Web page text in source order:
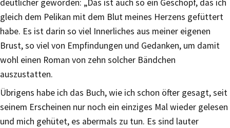
deutlicher geworden: „Das ist auch so ein Geschöpf, das ich
gleich dem Pelikan mit dem Blut meines Herzens gefüttert
habe. Es ist darin so viel Innerliches aus meiner eigenen
Brust, so viel von Empfindungen und Gedanken, um damit
wohl einen Roman von zehn solcher Bändchen
auszustatten.
Übrigens habe ich das Buch, wie ich schon öfter gesagt, seit
seinem Erscheinen nur noch ein einziges Mal wieder gelesen
und mich gehütet, es abermals zu tun. Es sind lauter